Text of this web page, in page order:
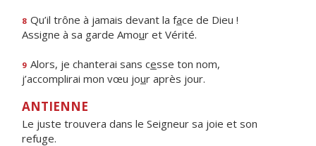
8 Qu’il trône à jamais devant la face de Dieu !
Assigne à sa garde Amour et Vérité.
9 Alors, je chanterai sans cesse ton nom,
j’accomplirai mon vœu jour après jour.
ANTIENNE
Le juste trouvera dans le Seigneur sa joie et son
refuge.